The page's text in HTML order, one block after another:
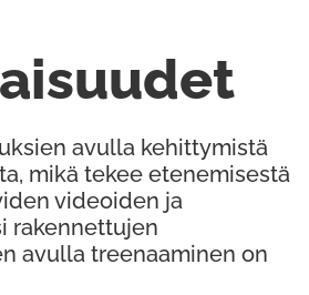
avulla kehittymistä
mikä tekee etenemisestä
videoiden ja
rakennettujen
avulla treenaaminen on